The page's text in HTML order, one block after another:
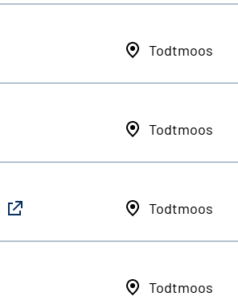
Todtmoos
Todtmoos
Todtmoos
Todtmoos